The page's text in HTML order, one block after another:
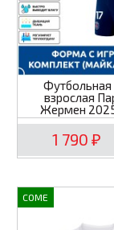
взрослая
Жермен 2025
1 790₽
COME